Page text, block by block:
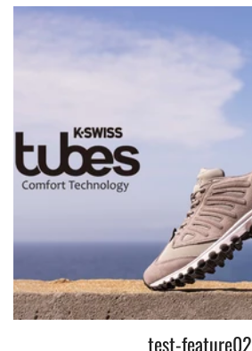
test-feature02